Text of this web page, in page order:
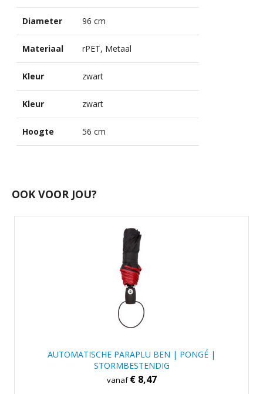
Diameter 96 cm
Materiaal rPET, Metaal
Kleur zwart
Kleur zwart
Hoogte 56 cm
OOK VOOR JOU?
AUTOMATISCHE PARAPLU BEN | PONGÉ |
STORMBESTENDIG
vanaf€ 8,47